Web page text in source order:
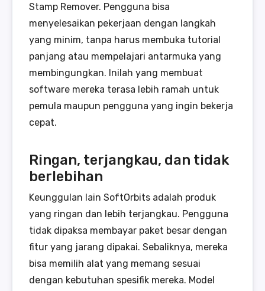
Stamp Remover. Pengguna bisa
menyelesaikan pekerjaan dengan langkah
yang minim, tanpa harus membuka tutorial
panjang atau mempelajari antarmuka yang
membingungkan. Inilah yang membuat
software mereka terasa lebih ramah untuk
pemula maupun pengguna yang ingin bekerja
cepat.
Ringan, terjangkau, dan tidak
berlebihan
Keunggulan lain SoftOrbits adalah produk
yang ringan dan lebih terjangkau. Pengguna
tidak dipaksa membayar paket besar dengan
fitur yang jarang dipakai. Sebaliknya, mereka
bisa memilih alat yang memang sesuai
dengan kebutuhan spesifik mereka. Model